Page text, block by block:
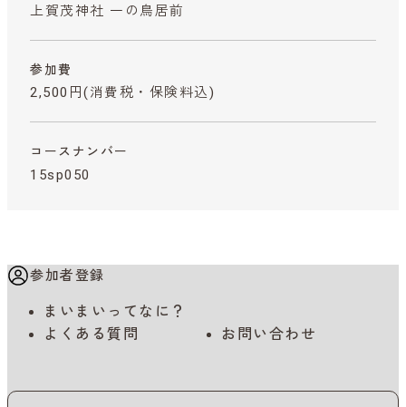
上賀茂神社 一の鳥居前
参加費
2,500円 (消費税・保険料込)
コースナンバー
15sp050
参加者登録
まいまいってなに？
よくある質問
お問い合わせ